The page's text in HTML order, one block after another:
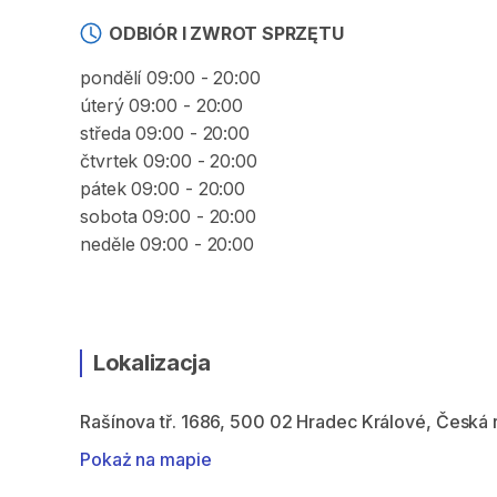
ODBIÓR I ZWROT SPRZĘTU
pondělí 09:00 - 20:00
úterý 09:00 - 20:00
středa 09:00 - 20:00
čtvrtek 09:00 - 20:00
pátek 09:00 - 20:00
sobota 09:00 - 20:00
neděle 09:00 - 20:00
Lokalizacja
Rašínova tř. 1686, 500 02 Hradec Králové, Česká
Pokaż na mapie